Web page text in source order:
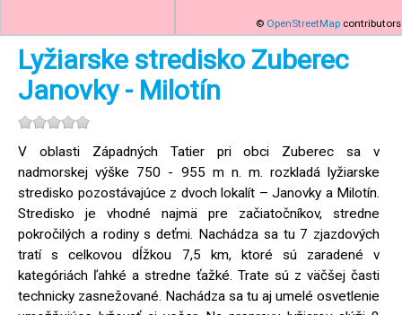
© OpenStreetMap contributors
Lyžiarske stredisko Zuberec
Janovky - Milotín
V oblasti Západných Tatier pri obci Zuberec sa v
nadmorskej výške 750 - 955 m n. m. rozkladá lyžiarske
stredisko pozostávajúce z dvoch lokalít – Janovky a Milotín.
Stredisko je vhodné najmä pre začiatočníkov, stredne
pokročilých a rodiny s deťmi. Nachádza sa tu 7 zjazdových
tratí s celkovou dĺžkou 7,5 km, ktoré sú zaradené v
kategóriách ľahké a stredne ťažké. Trate sú z väčšej časti
technicky zasnežované. Nachádza sa tu aj umelé osvetlenie